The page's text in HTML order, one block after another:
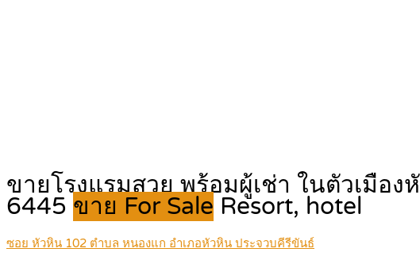
ขายโรงแรมสวย พร้อมผู้เช่า ในตัวเมือ
6445 ขาย For Sale Resort, hotel
ซอย หัวหิน 102 ตำบล หนองแก อำเภอหัวหิน ประจวบคีรีขันธ์